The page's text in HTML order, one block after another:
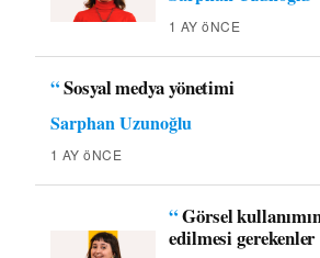
1 AY öNCE
“Sosyal medya yönetimi
Sarphan Uzunoğlu
1 AY öNCE
“Görsel
edilmesi gerekenler